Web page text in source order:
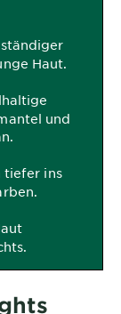
Haut.
und
ins